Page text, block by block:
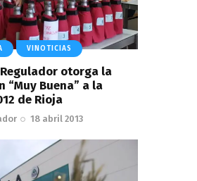
VINOTICIAS
Regulador otorga la
“Muy Buena” a la
de Rioja
18 abril 2013